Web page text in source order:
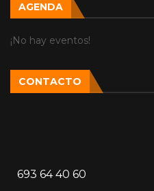
AGENDA
¡No hay eventos!
CONTACTO
693 64 40 60